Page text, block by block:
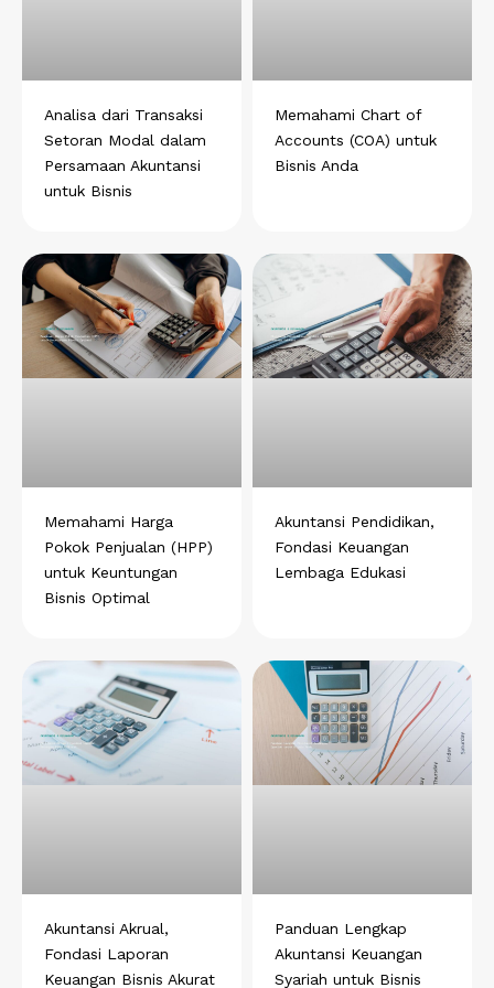
Analisa dari Transaksi
Setoran Modal dalam
Persamaan Akuntansi
untuk Bisnis
Memahami Chart of
Accounts (COA) untuk
Bisnis Anda
Memahami Harga
Pokok Penjualan (HPP)
untuk Keuntungan
Bisnis Optimal
Akuntansi Pendidikan,
Fondasi Keuangan
Lembaga Edukasi
Akuntansi Akrual,
Fondasi Laporan
Keuangan Bisnis Akurat
Panduan Lengkap
Akuntansi Keuangan
Syariah untuk Bisnis